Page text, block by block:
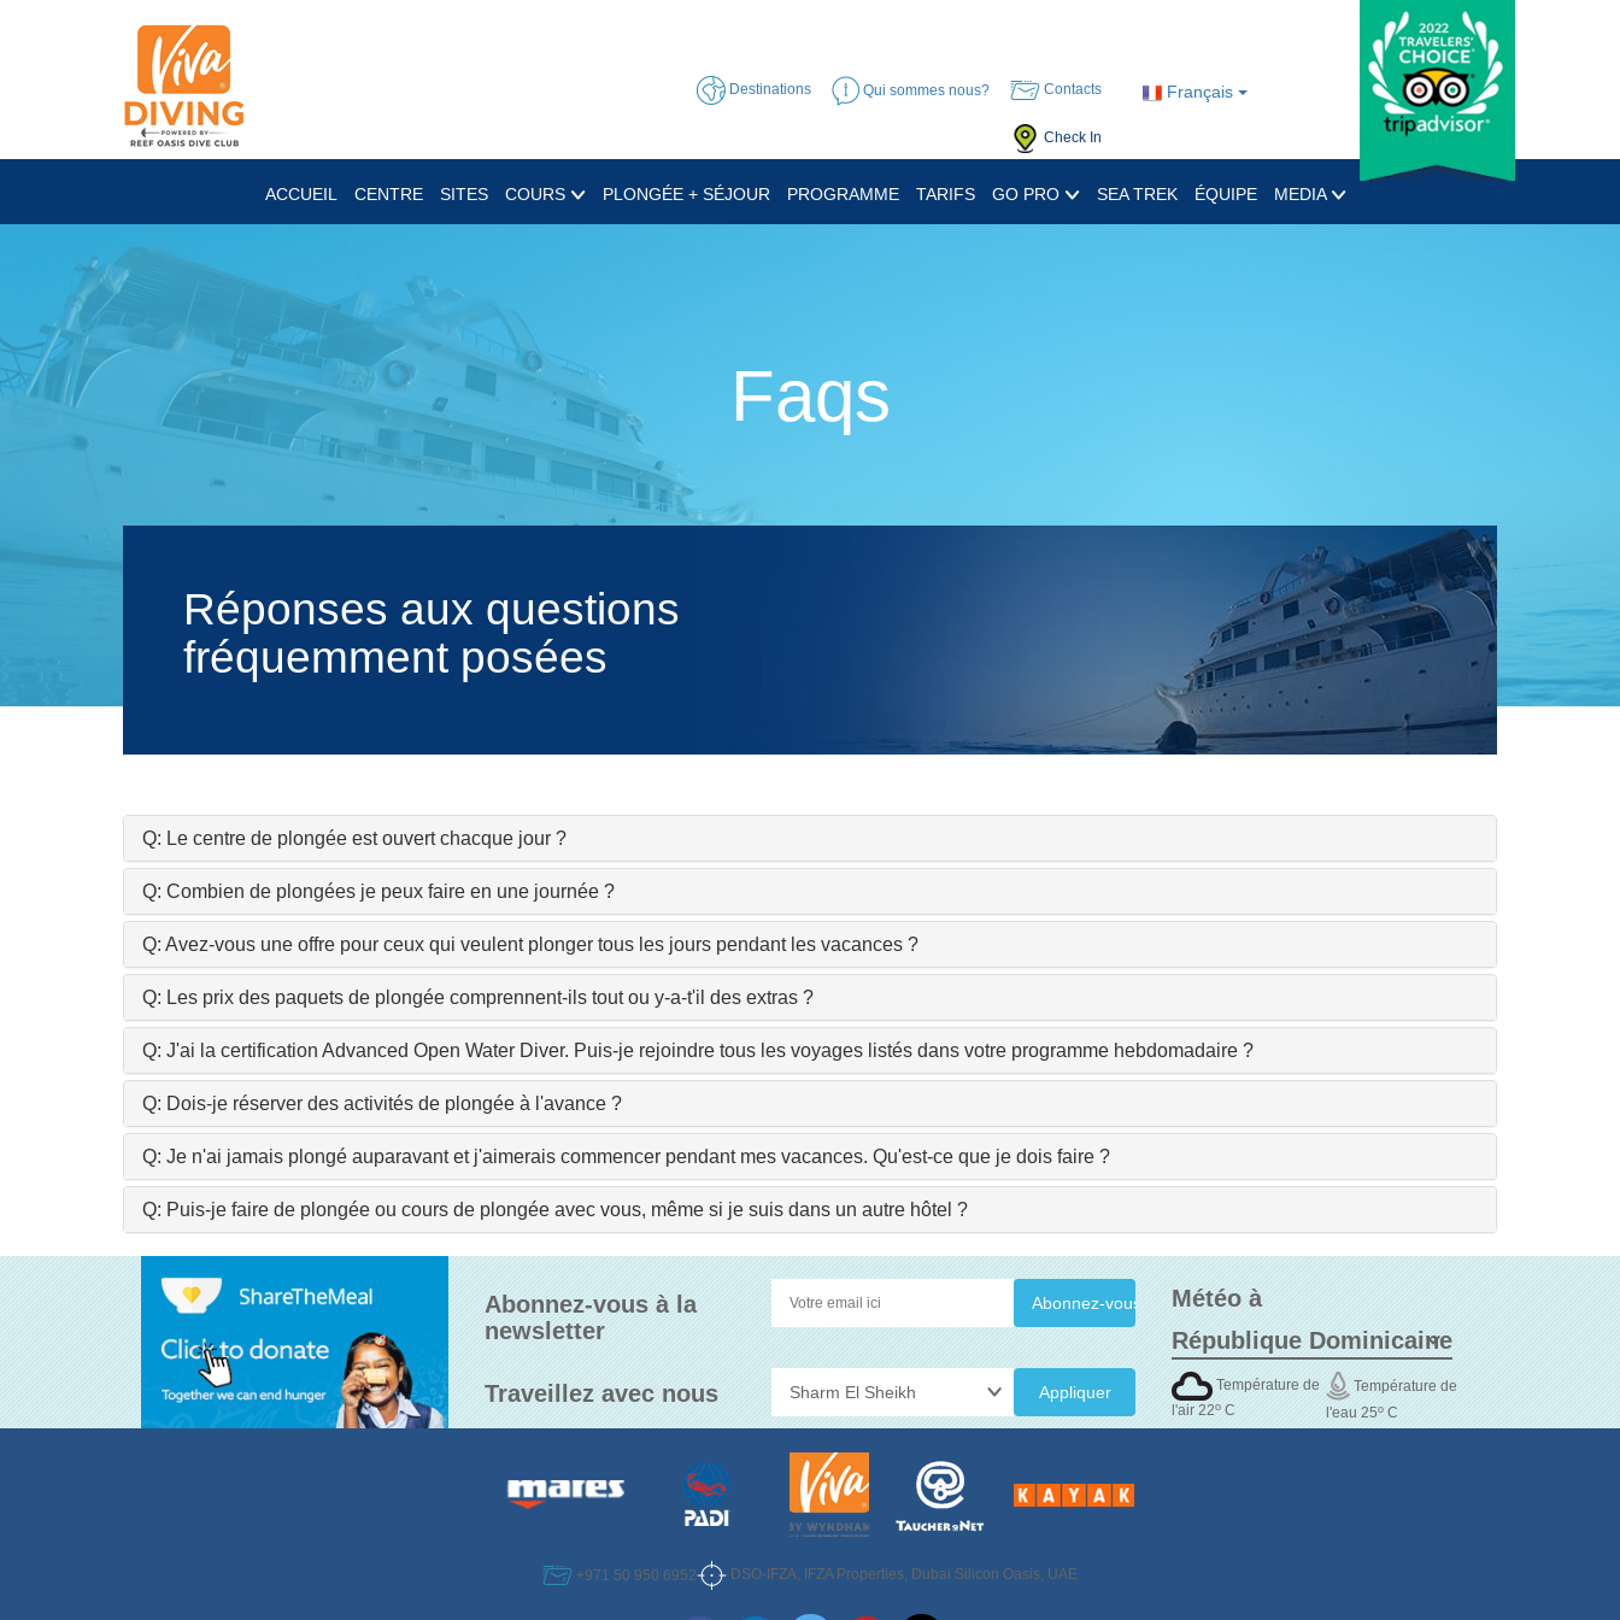
Français
Destinations Qui sommes nous? Contacts
Check In
ACCUEIL CENTRE SITES COURS PLONGÉE + SÉJOUR PROGRAMME TARIFS GO PRO SEA TREK ÉQUIPE MEDIA
Faqs
Réponses aux questions
fréquemment posées
Q: Le centre de plongée est ouvert chacque jour ?
Q: Combien de plongées je peux faire en une journée ?
Q: Avez-vous une offre pour ceux qui veulent plonger tous les jours pendant les vacances ?
Q: Les prix des paquets de plongée comprennent-ils tout ou y-a-t'il des extras ?
Q: J'ai la certification Advanced Open Water Diver. Puis-je rejoindre tous les voyages listés dans votre programme hebdomadaire ?
Q: Dois-je réserver des activités de plongée à l'avance ?
Q: Je n'ai jamais plongé auparavant et j'aimerais commencer pendant mes vacances. Qu'est-ce que je dois faire ?
Q: Puis-je faire de plongée ou cours de plongée avec vous, même si je suis dans un autre hôtel ?
Abonnez-vous à la
newsletter
Traveillez avec nous Appliquer
Météo à
Température de
l'air 22o C
Température de
l'eau 25oC
+971 50 950 6952 DSO-IFZA, IFZA Properties, Dubai Silicon Oasis, UAE